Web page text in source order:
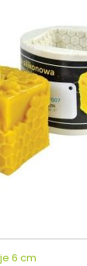
6 cm